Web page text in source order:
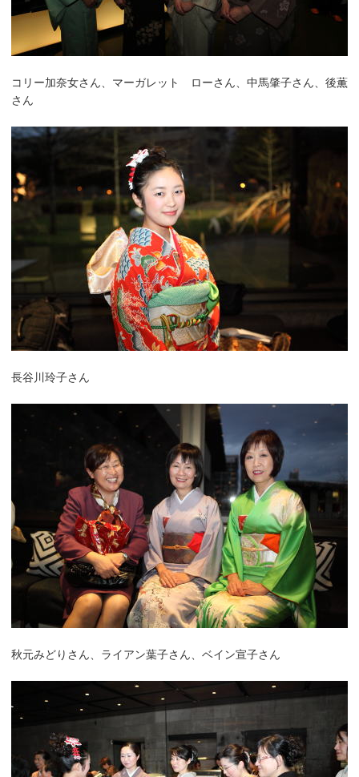
コリー加奈女さん、マーガレット ローさん、中馬肇子さん、後薫
さん
長谷川玲子さん
秋元みどりさん、ライアン葉子さん、ベイン宣子さん